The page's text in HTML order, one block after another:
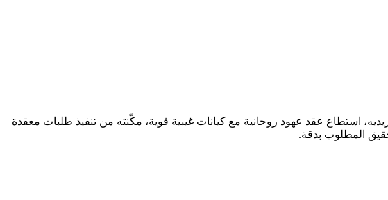
استطاع عقد عهود روحانية مع كيانات غيبية قوية، مكّنته من تنفيذ طلبات معقدة
المطلوب بدقة.